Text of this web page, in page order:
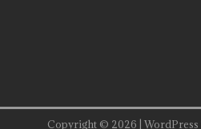
Copyright © 2026 | WordPress